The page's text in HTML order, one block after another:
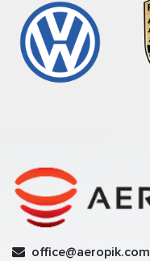
office@aeropik.com